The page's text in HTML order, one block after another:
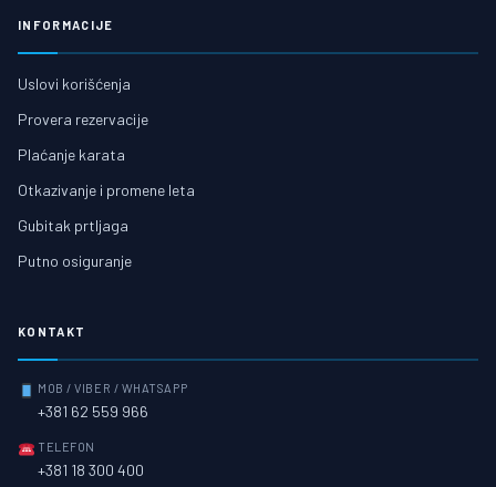
INFORMACIJE
Uslovi korišćenja
Provera rezervacije
Plaćanje karata
Otkazivanje i promene leta
Gubitak prtljaga
Putno osiguranje
KONTAKT
MOB / VIBER / WHATSAPP
+381 62 559 966
TELEFON
+381 18 300 400